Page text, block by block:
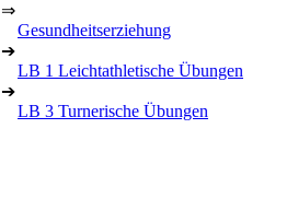
⇒
Gesundheitserziehung
➔
LB 1 Leichtathletische Übungen
➔
LB 3 Turnerische Übungen